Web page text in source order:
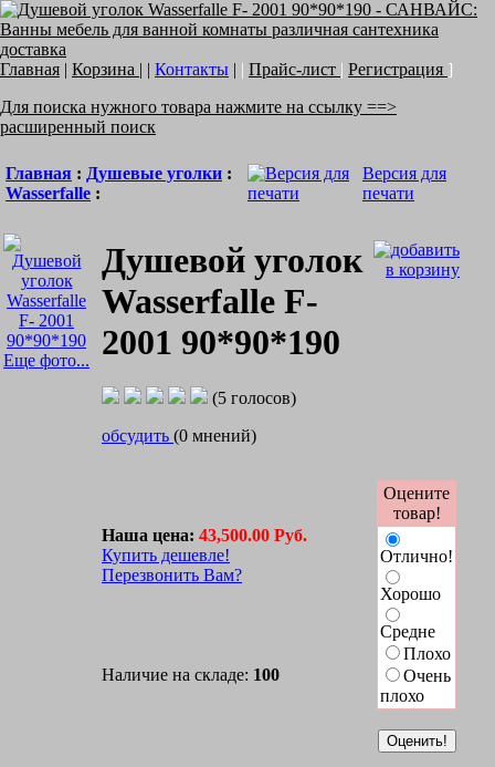
Главная | Корзина | | Контакты | | Прайс-лист | Регистрация ]
Для поиска нужного товара нажмите на ссылку ==>
расширенный поиск
Главная : Душевые уголки :
Wasserfalle :
Версия для
печати
Еще фото...
Душевой уголок
Wasserfalle F-
2001 90*90*190
(5 голосов)
обсудить (0 мнений)
Наша цена: 43,500.00 Руб.
Купить дешевле!
Перезвонить Вам?
Оцените
товар!
Отлично!
Хорошо
Средне
Плохо
Очень
плохо
Наличие на складе: 100